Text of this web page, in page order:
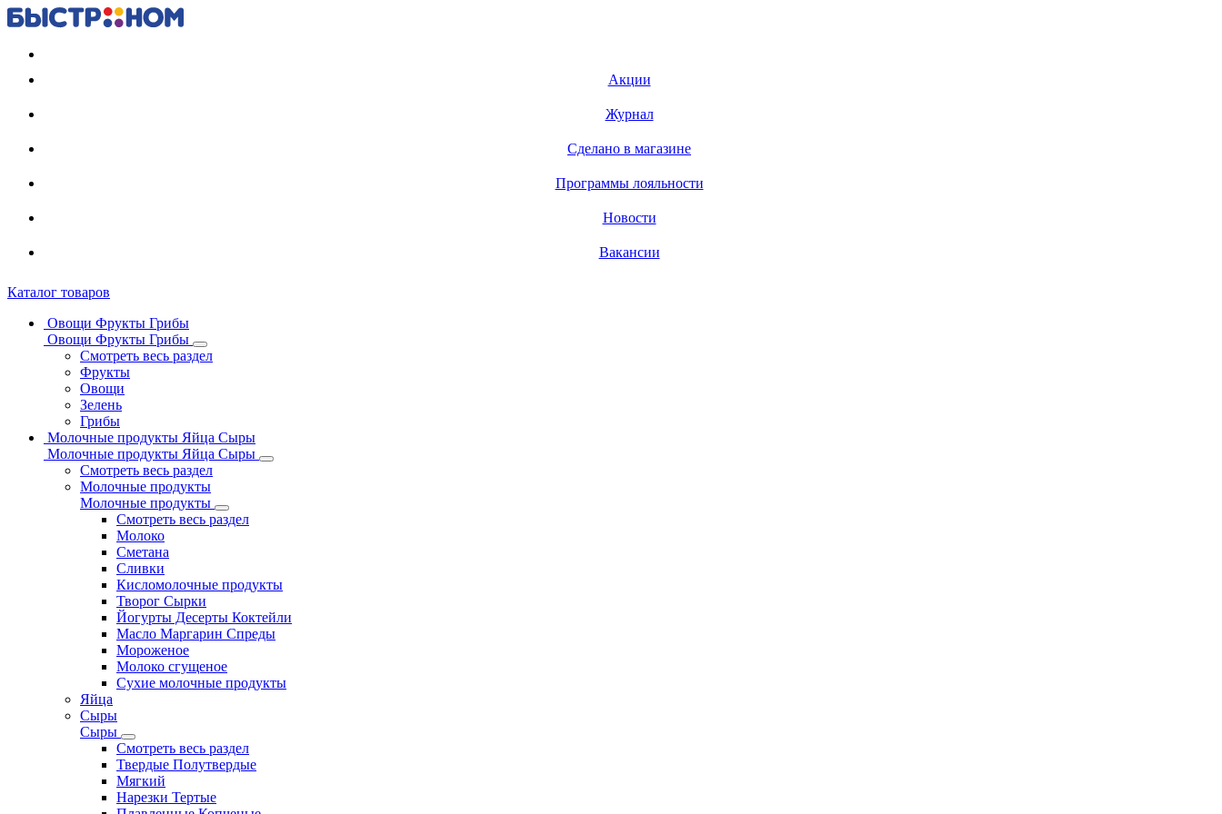
Акции
Журнал
Сделано в магазине
Программы лояльности
Новости
Вакансии
Каталог товаров
Овощи Фрукты Грибы
Овощи Фрукты Грибы
Смотреть весь раздел
Фрукты
Овощи
Зелень
Грибы
Молочные продукты Яйца Сыры
Молочные продукты Яйца Сыры
Смотреть весь раздел
Молочные продукты
Молочные продукты
Смотреть весь раздел
Молоко
Сметана
Сливки
Кисломолочные продукты
Творог Сырки
Йогурты Десерты Коктейли
Масло Маргарин Спреды
Мороженое
Молоко сгущеное
Сухие молочные продукты
Яйца
Сыры
Сыры
Смотреть весь раздел
Твердые Полутвердые
Мягкий
Нарезки Тертые